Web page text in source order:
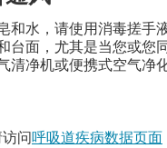
水，请使用消毒搓手液
面，尤其是当您或您
净机或便携式空气净化
问呼吸道疾病数据页面